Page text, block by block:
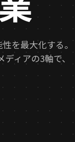
を最大化する。
ィアの3軸で、